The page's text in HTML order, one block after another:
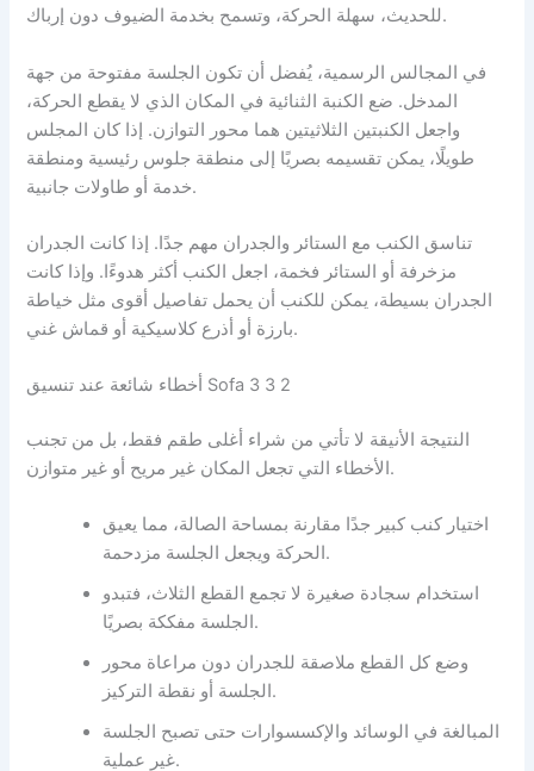
للحديث، سهلة الحركة، وتسمح بخدمة الضيوف دون إرباك.
في المجالس الرسمية، يُفضل أن تكون الجلسة مفتوحة من جهة
المدخل. ضع الكنبة الثنائية في المكان الذي لا يقطع الحركة،
واجعل الكنبتين الثلاثيتين هما محور التوازن. إذا كان المجلس
طويلًا، يمكن تقسيمه بصريًا إلى منطقة جلوس رئيسية ومنطقة
خدمة أو طاولات جانبية.
تناسق الكنب مع الستائر والجدران مهم جدًا. إذا كانت الجدران
مزخرفة أو الستائر فخمة، اجعل الكنب أكثر هدوءًا. وإذا كانت
الجدران بسيطة، يمكن للكنب أن يحمل تفاصيل أقوى مثل خياطة
بارزة أو أذرع كلاسيكية أو قماش غني.
أخطاء شائعة عند تنسيق Sofa 3 3 2
النتيجة الأنيقة لا تأتي من شراء أغلى طقم فقط، بل من تجنب
الأخطاء التي تجعل المكان غير مريح أو غير متوازن.
اختيار كنب كبير جدًا مقارنة بمساحة الصالة، مما يعيق
الحركة ويجعل الجلسة مزدحمة.
استخدام سجادة صغيرة لا تجمع القطع الثلاث، فتبدو
الجلسة مفككة بصريًا.
وضع كل القطع ملاصقة للجدران دون مراعاة محور
الجلسة أو نقطة التركيز.
المبالغة في الوسائد والإكسسوارات حتى تصبح الجلسة
غير عملية.